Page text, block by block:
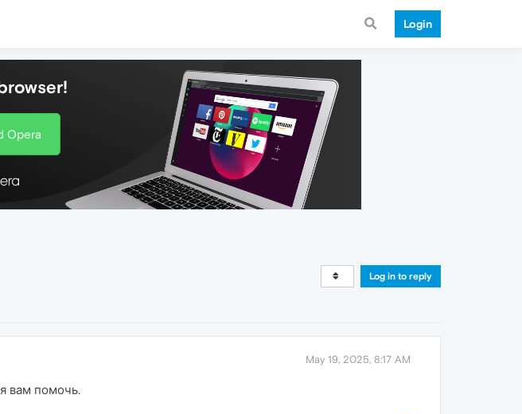
Login
Opera
Log in to reply
May 19, 2025, 8:17 AM
вам помочь.